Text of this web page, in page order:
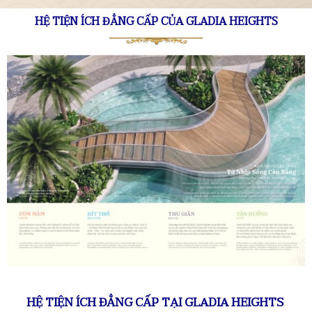
HỆ TIỆN ÍCH ĐẲNG CẤP CỦA GLADIA HEIGHTS
HỆ TIỆN ÍCH ĐẲNG CẤP TẠI GLADIA HEIGHTS